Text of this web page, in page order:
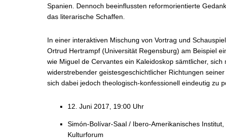
Spanien. Dennoch beeinflussten reformorientierte
das literarische Schaffen.
In einer interaktiven Mischung von Vortrag und
Ortrud Hertrampf (Universität Regensburg) am Beispiel
wie Miguel de Cervantes ein Kaleidoskop sämtlicher,
widerstrebender geistesgeschichtlicher Richtungen
sich dabei jedoch theologisch-konfessionell eindeutig zu
12. Juni 2017, 19:00 Uhr
Simón-Bolívar-Saal / Ibero-Amerikanisches
Kulturforum